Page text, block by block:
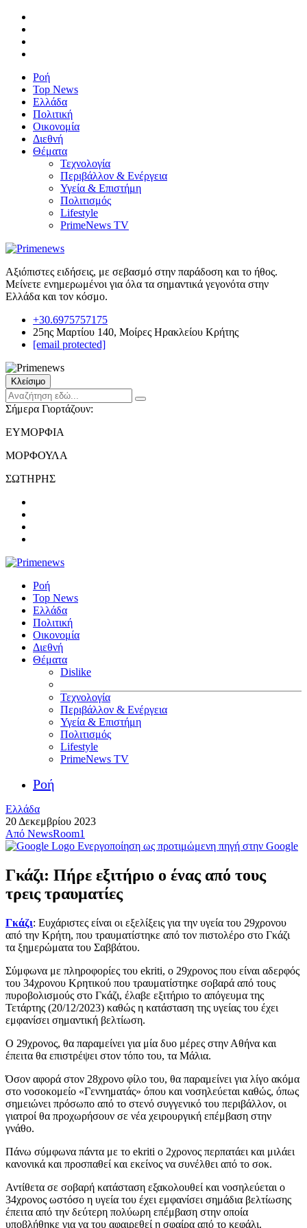
Ροή
Top News
Ελλάδα
Πολιτική
Οικονομία
Διεθνή
Θέματα
Τεχνολογία
Περιβάλλον & Ενέργεια
Υγεία & Επιστήμη
Πολιτισμός
Lifestyle
PrimeNews TV
Αξιόπιστες ειδήσεις, με σεβασμό στην παράδοση και το ήθος.
Μείνετε ενημερωμένοι για όλα τα σημαντικά γεγονότα στην
Ελλάδα και τον κόσμο.
+30.6975757175
25ης Μαρτίου 140, Μοίρες Ηρακλείου Κρήτης
[email protected]
Κλείσιμο
Σήμερα Γιορτάζουν:
ΕΥΜΟΡΦΙΑ
ΜΟΡΦΟΥΛΑ
ΣΩΤΗΡΗΣ
Ροή
Top News
Ελλάδα
Πολιτική
Οικονομία
Διεθνή
Θέματα
Dislike
Τεχνολογία
Περιβάλλον & Ενέργεια
Υγεία & Επιστήμη
Πολιτισμός
Lifestyle
PrimeNews TV
Ροή
Ελλάδα
20 Δεκεμβρίου 2023
Από NewsRoom1
Ενεργοποίηση ως προτιμώμενη πηγή στην Google
Γκάζι: Πήρε εξιτήριο ο ένας από τους
τρεις τραυματίες
Γκάζι: Ευχάριστες είναι οι εξελίξεις για την υγεία του 29χρονου
από την Κρήτη, που τραυματίστηκε από τον πιστολέρο στο Γκάζι
τα ξημερώματα του Σαββάτου.
Σύμφωνα με πληροφορίες του ekriti, o 29χρονος που είναι αδερφός
του 34χρονου Κρητικού που τραυματίστηκε σοβαρά από τους
πυροβολισμούς στο Γκάζι, έλαβε εξιτήριο το απόγευμα της
Τετάρτης (20/12/2023) καθώς η κατάσταση της υγείας του έχει
εμφανίσει σημαντική βελτίωση.
Ο 29χρονος, θα παραμείνει για μία δυο μέρες στην Αθήνα και
έπειτα θα επιστρέψει στον τόπο του, τα Μάλια.
Όσον αφορά στον 28χρονο φίλο του, θα παραμείνει για λίγο ακόμα
στο νοσοκομείο «Γεννηματάς» όπου και νοσηλεύεται καθώς, όπως
σημειώνει πρόσωπο από το στενό συγγενικό του περιβάλλον, οι
γιατροί θα προχωρήσουν σε νέα χειρουργική επέμβαση στην
γνάθο.
Πάνω σύμφωνα πάντα με το ekriti ο 2χρονος περπατάει και μιλάει
κανονικά και προσπαθεί και εκείνος να συνέλθει από το σοκ.
Αντίθετα σε σοβαρή κατάσταση εξακολουθεί και νοσηλεύεται ο
34χρονος ωστόσο η υγεία του έχει εμφανίσει σημάδια βελτίωσης
έπειτα από την δεύτερη πολύωρη επέμβαση στην οποία
υποβλήθηκε για να του αφαιρεθεί η σφαίρα από το κεφάλι.